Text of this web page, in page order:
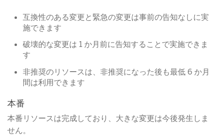
互換性のある変更と緊急の変更は事前の告知なしに実
施できます
破壊的な変更は 1 か月前に告知することで実施できま
す
非推奨のリソースは、非推奨になった後も最低 6 か月
間は利用できます
本番
本番リソースは完成しており、大きな変更は今後発生しま
せん。